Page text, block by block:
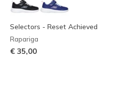
Selectors - Reset Achieved
Rapariga
€ 35,00